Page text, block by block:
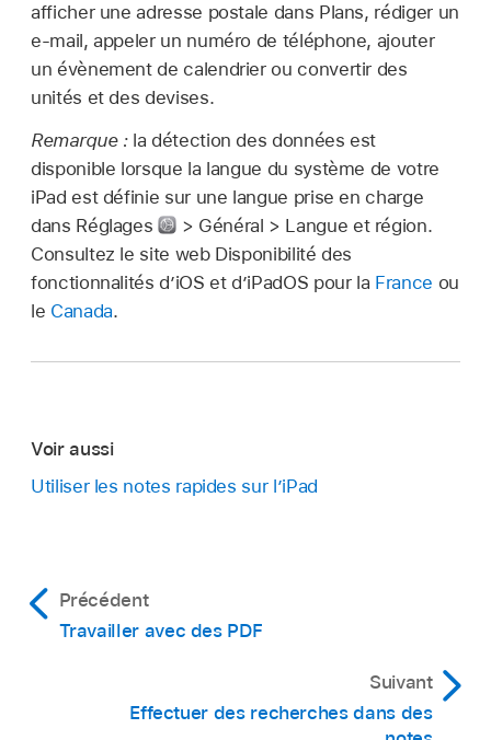
afficher une adresse postale dans Plans, rédiger un
e-mail, appeler un numéro de téléphone, ajouter
un évènement de calendrier ou convertir des
unités et des devises.
Remarque : la détection des données est
disponible lorsque la langue du système de votre
iPad est définie sur une langue prise en charge
dans Réglages
> Général > Langue et région.
Consultez le site web Disponibilité des
fonctionnalités d’iOS et d’iPadOS pour la France ou
le Canada.
Voir aussi
Utiliser les notes rapides sur l’iPad
Précédent
Travailler avec des PDF
Suivant
Effectuer des recherches dans des